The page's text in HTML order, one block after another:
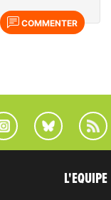
COMMENTER
L'EQUIPE